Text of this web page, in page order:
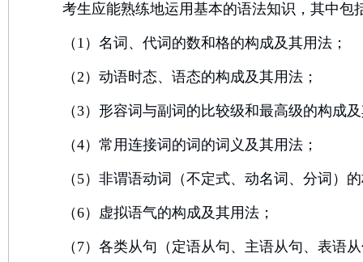
考生应能熟练地运用基本的语法知识，其中包
（1）名词、代词的数和格的构成及其用法；
（2）动语时态、语态的构成及其用法；
（3）形容词与副词的比较级和最高级的构成及
（4）常用连接词的词的词义及其用法；
（5）非谓语动词（不定式、动名词、分词）的
（6）虚拟语气的构成及其用法；
（7）各类从句（定语从句、主语从句、表语从